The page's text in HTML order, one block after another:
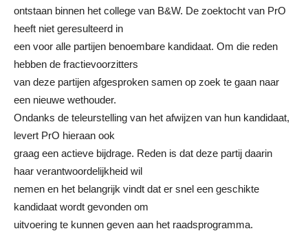
ontstaan binnen het college van B&W. De zoektocht van PrO
heeft niet geresulteerd in
een voor alle partijen benoembare kandidaat. Om die reden
hebben de fractievoorzitters
van deze partijen afgesproken samen op zoek te gaan naar
een nieuwe wethouder.
Ondanks de teleurstelling van het afwijzen van hun kandidaat,
levert PrO hieraan ook
graag een actieve bijdrage. Reden is dat deze partij daarin
haar verantwoordelijkheid wil
nemen en het belangrijk vindt dat er snel een geschikte
kandidaat wordt gevonden om
uitvoering te kunnen geven aan het raadsprogramma.